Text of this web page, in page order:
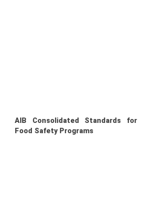
AIB Consolidated Standards for
Food Safety Programs